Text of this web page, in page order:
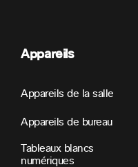
Appareils
Appareils de la salle
Appareils de bureau
Tableaux blancs
numériques